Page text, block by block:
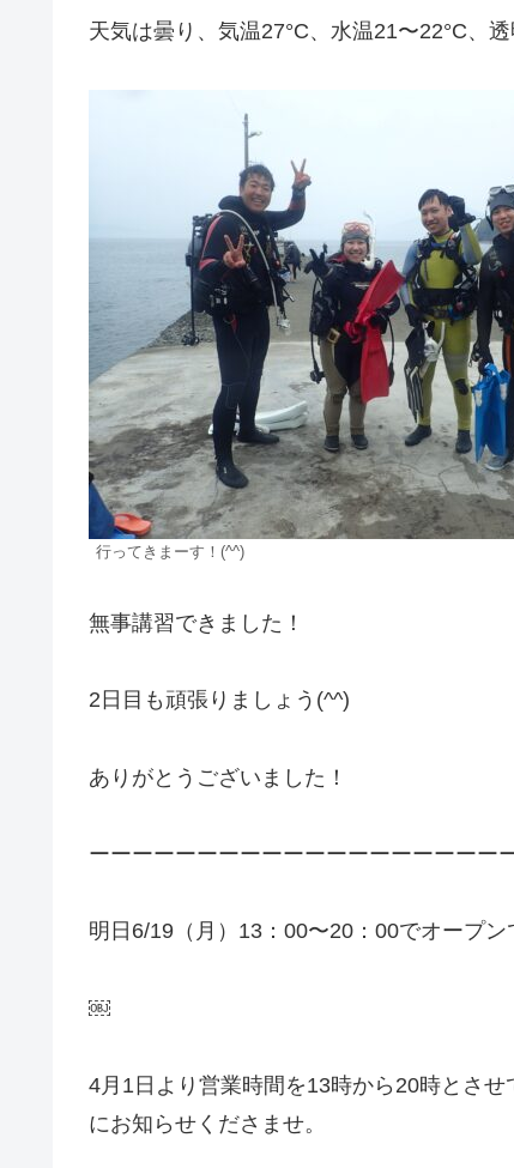
天気は曇り、気温27°C、水温21〜22°C、
行ってきまーす！(^^)
無事講習できました！
2日目も頑張りましょう(^^)
ありがとうございました！
ーーーーーーーーーーーーーーーーーーー
明日6/19（月）13：00〜20：00でオープン
￼
4月1日より営業時間を13時から20時とさ
にお知らせくださませ。